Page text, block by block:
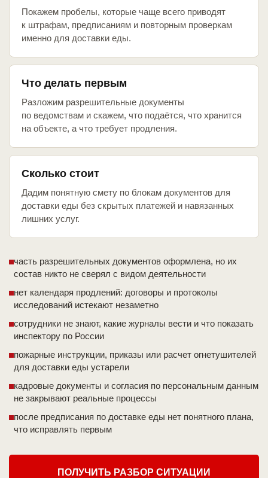
Покажем пробелы, которые чаще всего приводят
к штрафам, предписаниям и повторным проверкам
именно для доставки еды.
Что делать первым
Разложим разрешительные документы
по ведомствам и скажем, что подаётся, что хранится
на объекте, а что требует продления.
Сколько стоит
Дадим понятную смету по блокам документов для
доставки еды без скрытых платежей и навязанных
лишних услуг.
часть разрешительных документов оформлена, но их
состав никто не сверял с видом деятельности
нет календаря продлений: договоры и протоколы
исследований истекают незаметно
сотрудники не знают, какие журналы вести и что показать
инспектору по России
пожарные инструкции, приказы или расчет огнетушителей
для доставки еды устарели
кадровые документы и согласия по персональным данным
не закрывают реальные процессы
после предписания по доставке еды нет понятного плана,
что исправлять первым
ПОЛУЧИТЬ РАЗБОР СИТУАЦИИ